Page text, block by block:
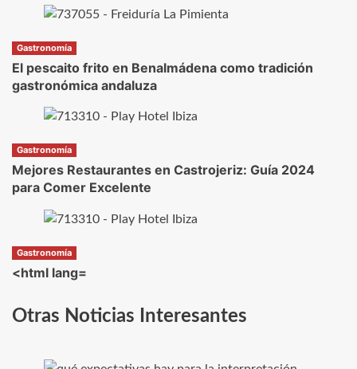
Gastronomía
El pescaito frito en Benalmádena como tradición
gastronómica andaluza
Gastronomía
Mejores Restaurantes en Castrojeriz: Guía 2024
para Comer Excelente
Gastronomía
<html lang=
Otras Noticias Interesantes